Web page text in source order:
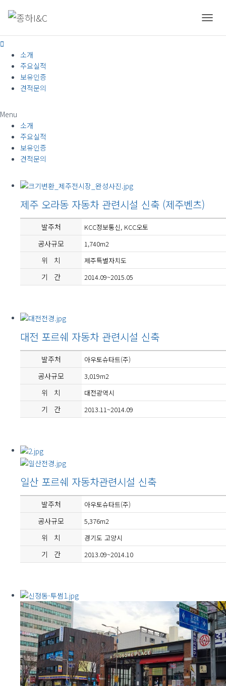
비
건설
소개
주요실적
보유인증
견적문의
Menu
소개
주요실적
보유인증
견적문의
제주 오라동 자동차 관련시설 신축 (제주벤츠)
발주처 KCC정보통신, KCC오토
공사규모 1,740m2
위 치 제주특별자치도
기 간 2014.09~2015.05
대전 포르쉐 자동차 관련시설 신축
발주처 아우토슈타트(주)
공사규모 3,019m2
위 치 대전광역시
기 간 2013.11~2014.09
일산 포르쉐 자동차관련시설 신축
발주처 아우토슈타트(주)
공사규모 5,376m2
위 치 경기도 고양시
기 간 2013.09~2014.10